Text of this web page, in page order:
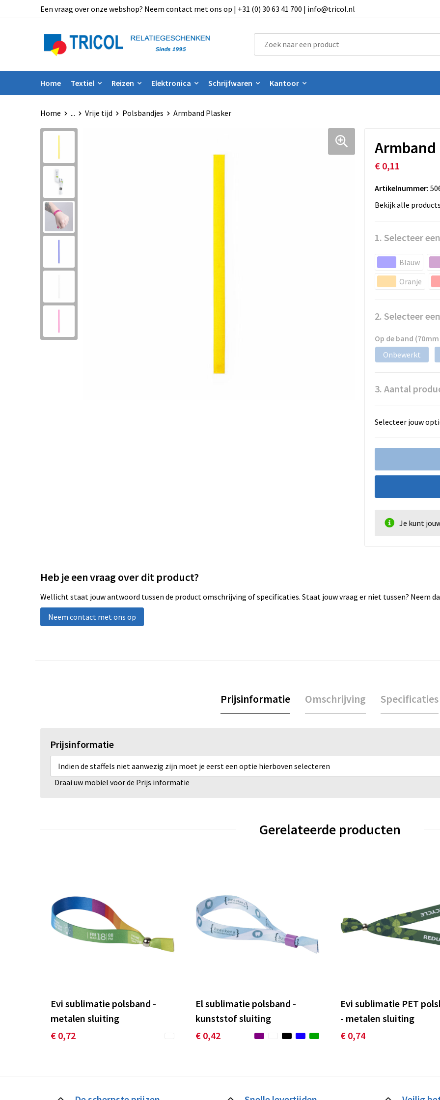
Een vraag over onze webshop? Neem contact met ons op | +31 (0) 30 63 41 700 | info@tricol.nl
Home Textiel Reizen Elektronica Schrijfwaren Kantoor
Home ... Vrije tijd Polsbandjes Armband Plasker
Armband
€ 0,11
Artikelnummer:
Bekijk alle
1. Selecteer
Blauw
Oranje
2. Selecteer
Op de band
Onbewerkt
3. Aantal
Selecteer jouw
Je kunt
Heb je een vraag over dit product?
Wellicht staat jouw antwoord tussen de product omschrijving of specificaties. Staat jouw vraag er niet tussen? Neem
Neem contact met ons op
Prijsinformatie Omschrijving Specificaties
Prijsinformatie
Indien de staffels niet aanwezig zijn moet je eerst een optie hierboven selecteren
Draai uw mobiel voor de Prijs informatie
Gerelateerde producten
Evi sublimatie polsband -
metalen sluiting
€ 0,72
El sublimatie polsband -
kunststof sluiting
€ 0,42
Evi sublimatie PET
- metalen sluiting
€ 0,74